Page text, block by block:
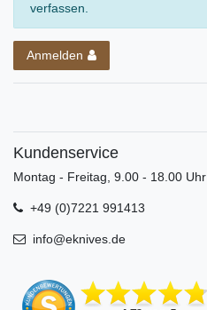
verfassen.
Anmelden
Kundenservice
Montag - Freitag, 9.00 - 18.00 Uhr
+49 (0)7221 991413
info@eknives.de